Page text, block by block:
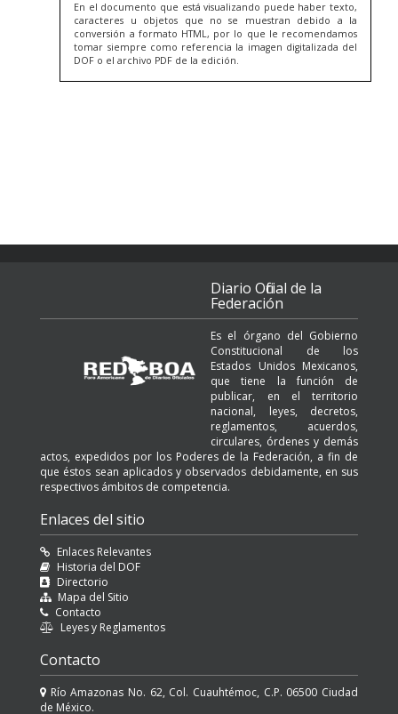
En el documento que está visualizando puede haber texto,
caracteres u objetos que no se muestran debido a la
conversión a formato HTML, por lo que le recomendamos
tomar siempre como referencia la imagen digitalizada del
DOF o el archivo PDF de la edición.
Diario Oficial de la
Federación
Es el órgano del Gobierno
Constitucional de los
Estados Unidos Mexicanos,
que tiene la función de
publicar, en el territorio
nacional, leyes, decretos,
reglamentos, acuerdos,
circulares, órdenes y demás
actos, expedidos por los Poderes de la Federación, a fin de
que éstos sean aplicados y observados debidamente, en sus
respectivos ámbitos de competencia.
Enlaces del sitio
Enlaces Relevantes
Historia del DOF
Directorio
Mapa del Sitio
Contacto
Leyes y Reglamentos
Contacto
Río Amazonas No. 62, Col. Cuauhtémoc, C.P. 06500 Ciudad
de México.